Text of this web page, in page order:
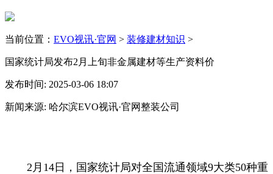
当前位置： EVO视讯·官网 > 装修建材知识 >
国家统计局发布2月上旬非金属建材等生产资料价
发布时间: 2025-03-06 18:07
新闻来源: 哈尔滨EVO视讯·官网整装公司
2月14日，国家统计局对全国流通领域9大类50种重